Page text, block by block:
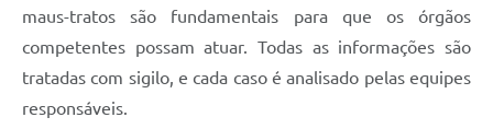
maus-tratos são fundamentais para que os órgãos
competentes possam atuar. Todas as informações são
tratadas com sigilo, e cada caso é analisado pelas equipes
responsáveis.